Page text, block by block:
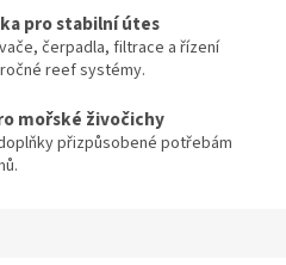
pro stabilní útes
čerpadla, filtrace a řízení
reef systémy.
mořské živočichy
přizpůsobené potřebám